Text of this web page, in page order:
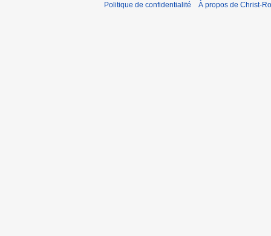
Politique de confidentialité À propos de Christ-